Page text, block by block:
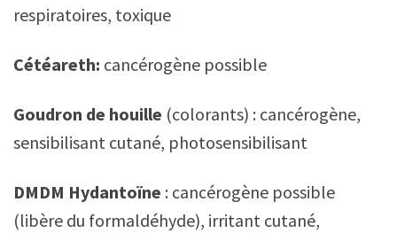
respiratoires, toxique
Cétéareth: cancérogène possible
Goudron de houille (colorants) : cancérogène,
sensibilisant cutané, photosensibilisant
DMDM Hydantoïne : cancérogène possible
(libère du formaldéhyde), irritant cutané,